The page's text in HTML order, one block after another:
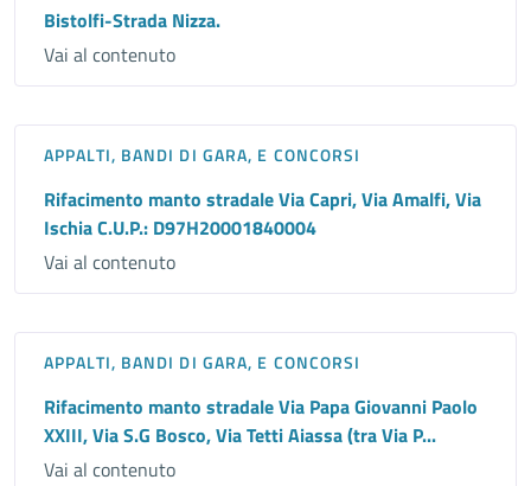
Bistolfi-Strada Nizza.
Vai al contenuto
APPALTI, BANDI DI GARA, E CONCORSI
Rifacimento manto stradale Via Capri, Via Amalfi, Via
Ischia C.U.P.: D97H20001840004
Vai al contenuto
APPALTI, BANDI DI GARA, E CONCORSI
Rifacimento manto stradale Via Papa Giovanni Paolo
XXIII, Via S.G Bosco, Via Tetti Aiassa (tra Via P...
Vai al contenuto